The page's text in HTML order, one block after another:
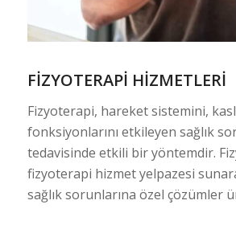
FIZYOTERAPI HIZMETLERI
Fizyoterapi, hareket sistemini,
fonksiyonlarını etkileyen sağlık
tedavisinde etkili bir yöntemdir.
fizyoterapi hizmet yelpazesi
sağlık sorunlarına özel çözümler